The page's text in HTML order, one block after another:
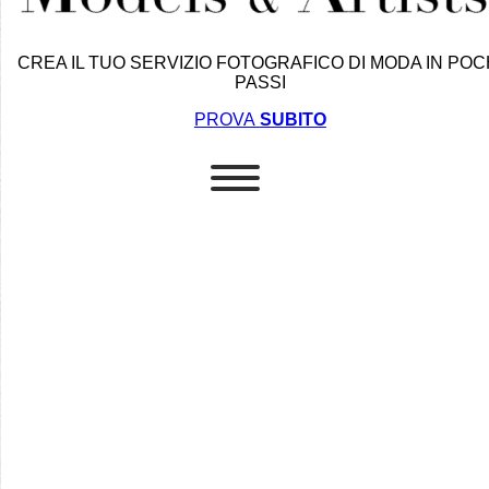
CREA IL TUO SERVIZIO FOTOGRAFICO DI MODA IN
PASSI
PROVA SUBITO